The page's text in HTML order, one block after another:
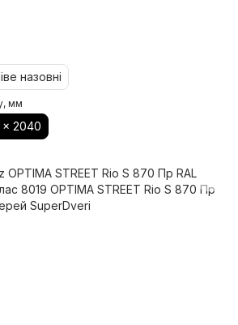
назовні
мм
2040